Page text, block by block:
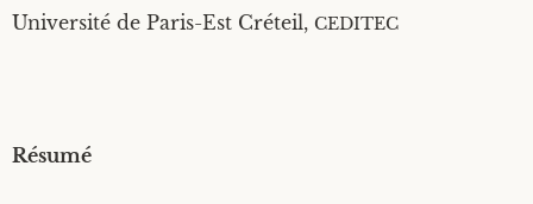
Uni­ver­si­té de Paris-Est Cré­teil, CEDITEC
Résu­mé